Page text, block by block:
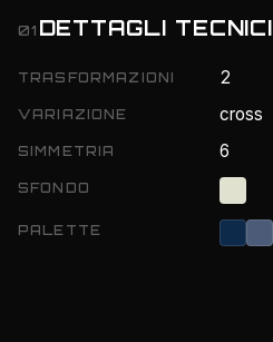
01 DETTAGLI TECNICI
TRASFORMAZIONI 2
VARIAZIONE cross
SIMMETRIA 6
SFONDO
PALETTE